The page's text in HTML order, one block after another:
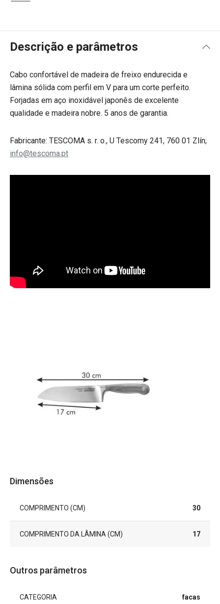
Descrição e parâmetros
Cabo confortável de madeira de freixo endurecida e
lâmina sólida com perfil em V para um corte perfeito.
Forjadas em aço inoxidável japonês de excelente
qualidade e madeira nobre. 5 anos de garantia.
Fabricante: TESCOMA s. r. o., U Tescomy 241, 760 01 Zlín;
info@tescoma.pt
Dimensões
COMPRIMENTO (CM) 30
COMPRIMENTO DA LÂMINA (CM) 17
Outros parâmetros
CATEGORIA facas